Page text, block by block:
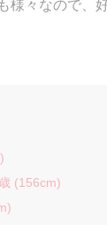
様々なので、
(156cm)